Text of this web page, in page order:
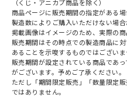
（くじ・アニカプ商品を除く）
商品ページに販売期間の指定がある
製造数によりご購入いただけない場合
掲載画像はイメージのため、実際の
販売期間はその時点での製造商品に
あることを示唆するものではございま
販売期間が設定されている商品であ
がございます。予めご了承ください。
ただし「期間限定販売」「数量限定
ではありません。